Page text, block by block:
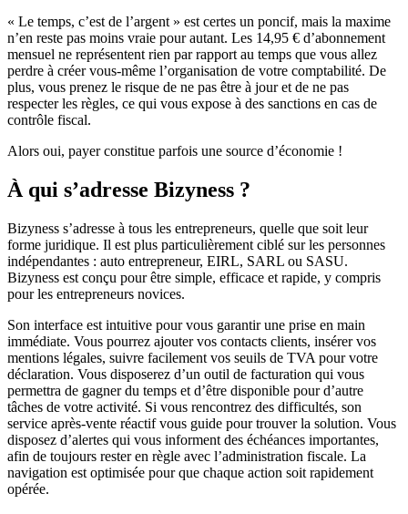
« Le temps, c’est de l’argent » est certes un poncif, mais la maxime
n’en reste pas moins vraie pour autant. Les 14,95 € d’abonnement
mensuel ne représentent rien par rapport au temps que vous allez
perdre à créer vous-même l’organisation de votre comptabilité. De
plus, vous prenez le risque de ne pas être à jour et de ne pas
respecter les règles, ce qui vous expose à des sanctions en cas de
contrôle fiscal.
Alors oui, payer constitue parfois une source d’économie !
À qui s’adresse Bizyness ?
Bizyness s’adresse à tous les entrepreneurs, quelle que soit leur
forme juridique. Il est plus particulièrement ciblé sur les personnes
indépendantes : auto entrepreneur, EIRL, SARL ou SASU.
Bizyness est conçu pour être simple, efficace et rapide, y compris
pour les entrepreneurs novices.
Son interface est intuitive pour vous garantir une prise en main
immédiate. Vous pourrez ajouter vos contacts clients, insérer vos
mentions légales, suivre facilement vos seuils de TVA pour votre
déclaration. Vous disposerez d’un outil de facturation qui vous
permettra de gagner du temps et d’être disponible pour d’autre
tâches de votre activité. Si vous rencontrez des difficultés, son
service après-vente réactif vous guide pour trouver la solution. Vous
disposez d’alertes qui vous informent des échéances importantes,
afin de toujours rester en règle avec l’administration fiscale. La
navigation est optimisée pour que chaque action soit rapidement
opérée.